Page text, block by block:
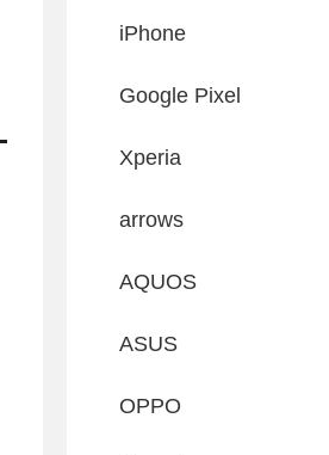
iPhone
Google Pixel
Xperia
arrows
AQUOS
ASUS
OPPO